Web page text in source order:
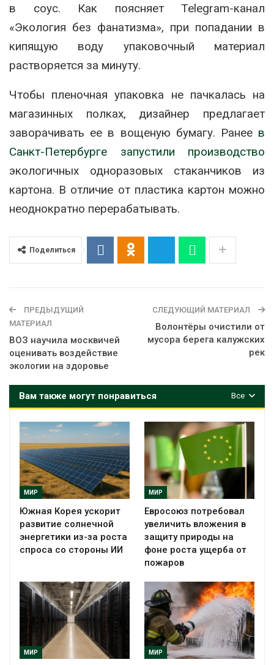
в соус. Как поясняет Telegram-канал
«Экология без фанатизма», при попадании в
кипящую воду упаковочный материал
растворяется за минуту.
Чтобы пленочная упаковка не пачкалась на
магазинных полках, дизайнер предлагает
заворачивать ее в вощеную бумагу. Ранее в
Санкт-Петербурге запустили производство
экологичных одноразовых стаканчиков из
картона. В отличие от пластика картон можно
неоднократно перерабатывать.
Поделиться
ПРЕДЫДУЩИЙ
МАТЕРИАЛ
ВОЗ научила москвичей
оценивать воздействие
экологии на здоровье
СЛЕДУЮЩИЙ МАТЕРИАЛ
Волонтёры очистили от
мусора берега калужских
рек
Все
Вам также могут понравиться
МИР
Южная Корея ускорит
развитие солнечной
энергетики из-за роста
спроса со стороны ИИ
МИР
Евросоюз потребовал
увеличить вложения в
защиту природы на
фоне роста ущерба от
пожаров
МИР МИР